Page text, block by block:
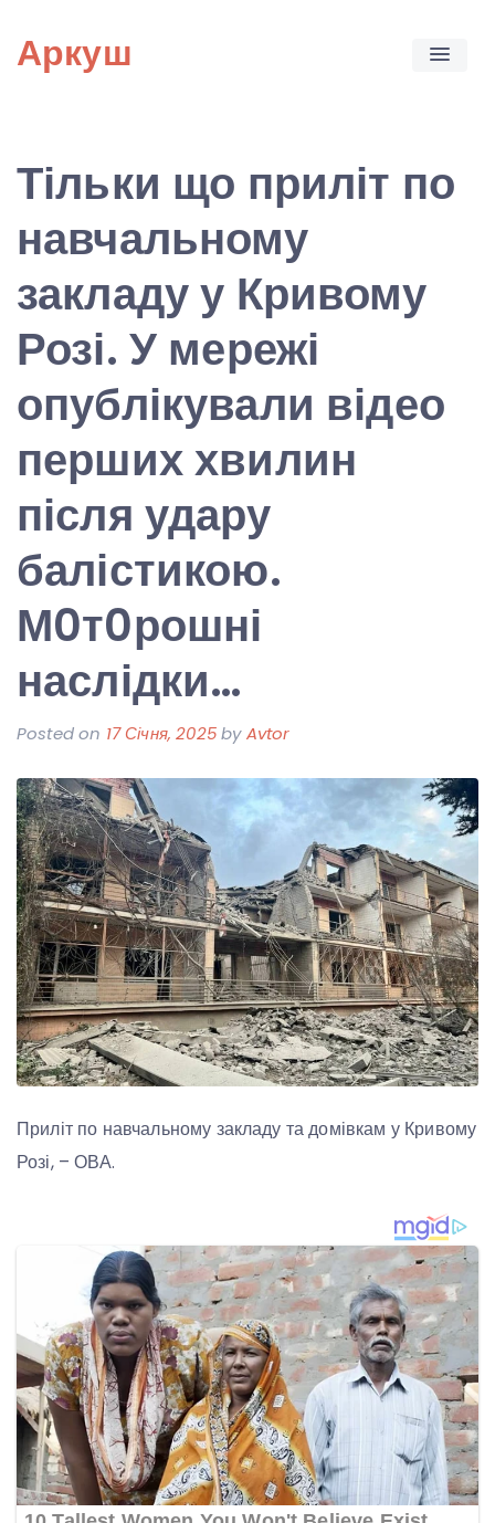
content
Аркуш
Тільки що приліт по
навчальному
закладу у Кривому
Розі. У мережі
опублікували відео
перших хвилин
після удару
балістикою.
М0т0рошні
наслідки…
Posted on 17 Січня, 2025byAvtor
Приліт по навчальному закладу та домівкам у Кривому
Розі, – ОВА.